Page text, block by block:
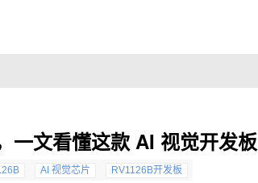
一文看懂这款 AI 视觉开发板
AI 视觉芯片 RV1126B开发板